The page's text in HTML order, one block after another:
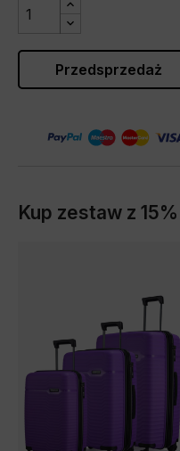
Przedsprzedaż
Kup zestaw z